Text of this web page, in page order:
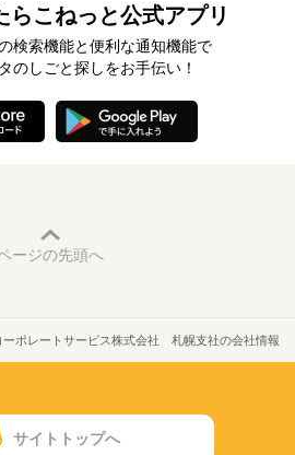
らこねっと公式アプリ
検索機能と便利な通知機能で
のしごと探しをお手伝い！
ージの先頭へ
ーポレートサービス株式会社 札幌支社の会社情報
サイトトップへ